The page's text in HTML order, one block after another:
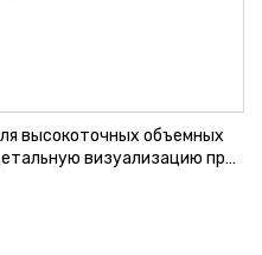
высокоточных объемных
визуализацию при
структур.
УЗИ-системами.